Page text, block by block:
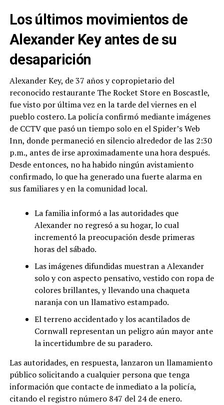
Los últimos movimientos de
Alexander Key antes de su
desaparición
Alexander Key, de 37 años y copropietario del
reconocido restaurante The Rocket Store en Boscastle,
fue visto por última vez en la tarde del viernes en el
pueblo costero. La policía confirmó mediante imágenes
de CCTV que pasó un tiempo solo en el Spider’s Web
Inn, donde permaneció en silencio alrededor de las 2:30
p.m., antes de irse aproximadamente una hora después.
Desde entonces, no ha habido ningún avistamiento
confirmado, lo que ha generado una fuerte alarma en
sus familiares y en la comunidad local.
La familia informó a las autoridades que
Alexander no regresó a su hogar, lo cual
incrementó la preocupación desde primeras
horas del sábado.
Las imágenes difundidas muestran a Alexander
solo y con aspecto pensativo, vestido con ropa de
colores brillantes, y llevando una chaqueta
naranja con un llamativo estampado.
El terreno accidentado y los acantilados de
Cornwall representan un peligro aún mayor ante
la incertidumbre de su paradero.
Las autoridades, en respuesta, lanzaron un llamamiento
público solicitando a cualquier persona que tenga
información que contacte de inmediato a la policía,
citando el registro número 847 del 24 de enero.